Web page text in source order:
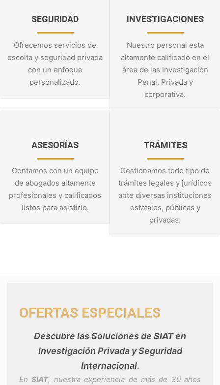
SEGURIDAD
Ofrecemos servicios de
escolta y seguridad privada
con un enfoque
personalizado.
INVESTIGACIONES
Nuestro personal esta
altamente calificado en el
área de las Investigación
Penal, Privada y
corporativa.
ASESORÍAS
Contamos con un equipo
de abogados altamente
profesionales y calificados
listos para asistirlo.
TRÁMITES
Gestionamos todo tipo de
trámites legales y jurídicos
ante diversas instituciones
estatales, públicas y
privadas.
OFERTAS ESPECIALES
Descubre las Soluciones de SIATen
Investigación Privada y Seguridad
Internacional.
EnSIAT, nuestra experiencia de más de 30 años